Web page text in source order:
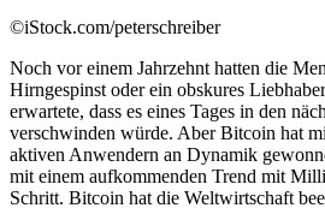
©iStock.com/peterschreiber
Noch vor einem Jahrzehnt hatten die
Hirngespinst oder ein obskures
erwartete, dass es eines Tages in den
verschwinden würde. Aber Bitcoin hat
aktiven Anwendern an Dynamik
mit einem aufkommenden Trend mit
Schritt. Bitcoin hat die Weltwirtschaft